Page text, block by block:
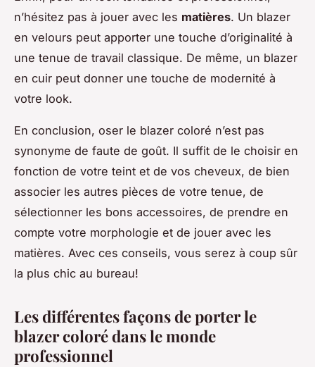
n’hésitez pas à jouer avec les matières. Un blazer
en velours peut apporter une touche d’originalité à
une tenue de travail classique. De même, un blazer
en cuir peut donner une touche de modernité à
votre look.
En conclusion, oser le blazer coloré n’est pas
synonyme de faute de goût. Il suffit de le choisir en
fonction de votre teint et de vos cheveux, de bien
associer les autres pièces de votre tenue, de
sélectionner les bons accessoires, de prendre en
compte votre morphologie et de jouer avec les
matières. Avec ces conseils, vous serez à coup sûr
la plus chic au bureau!
Les différentes façons de porter le
blazer coloré dans le monde
professionnel